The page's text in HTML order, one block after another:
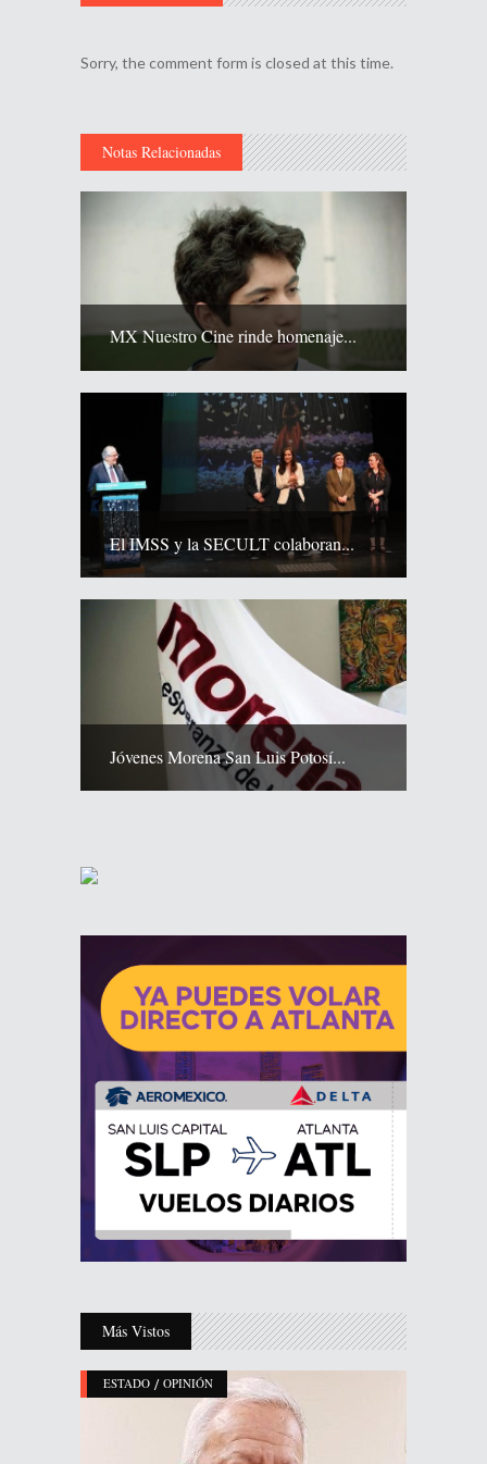
Sorry, the comment form is closed at this time.
Notas Relacionadas
MX Nuestro Cine rinde homenaje...
El IMSS y la SECULT colaboran...
Jóvenes Morena San Luis Potosí...
Más Vistos
ESTADO / OPINIÓN